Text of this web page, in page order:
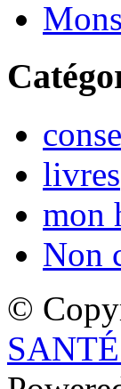
livres
mon
Non
©